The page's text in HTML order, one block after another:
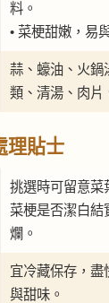
料。
• 菜梗甜嫩，易
蒜、蠔油、火鍋
類、清湯、肉片
理貼士
挑選時可留意菜
菜梗是否潔白結
爛。
宜冷藏保存，盡
與甜味。